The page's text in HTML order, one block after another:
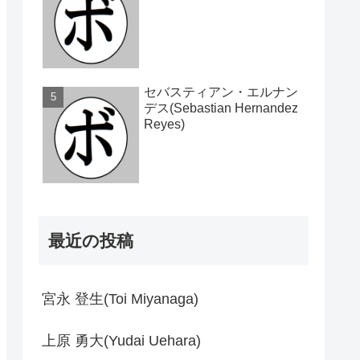
セバスティアン・エルナン
デス(Sebastian Hernandez
Reyes)
最近の投稿
宮永 登生(Toi Miyanaga)
上原 勇大(Yudai Uehara)